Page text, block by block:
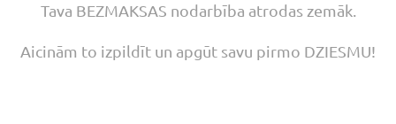
Tava BEZMAKSAS nodarbība atrodas zemāk.
Aicinām to izpildīt un apgūt savu pirmo DZIESMU!